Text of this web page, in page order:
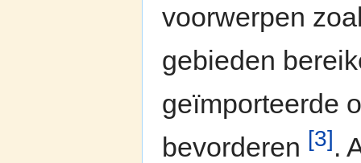
voorwerpen
gebieden
geïmporteerde
bevorderen [3].